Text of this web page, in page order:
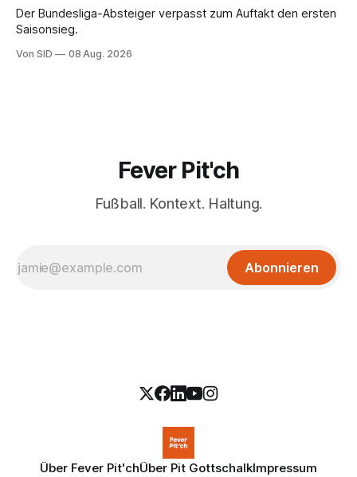
Der Bundesliga-Absteiger verpasst zum Auftakt den ersten
Saisonsieg.
Von SID 08 Aug. 2026
Fever Pit'ch
Fußball. Kontext. Haltung.
Abonnieren
Über Fever Pit'chÜber Pit GottschalkImpressum